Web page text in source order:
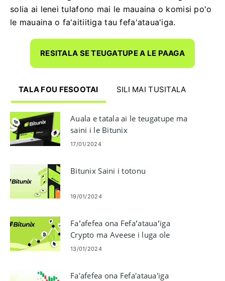
solia ai lenei tulafono mai le mauaina o komisi po'o
le mauaina o fa'aitiitiga tau fefa'ataua'iga.
RESITALA SE TEUGATUPE A LE PAAGA
TALA FOU FESOOTAI SILI MAI TUSITALA
Auala e tatala ai le teugatupe ma
saini i le Bitunix
17/01/2024
Bitunix Saini i totonu
19/01/2024
Faʻafefea ona Fefaʻatauaʻiga
Crypto ma Aveese i luga ole
Bitunix
13/01/2024
Fa'afefea ona Fefa'ataua'iga